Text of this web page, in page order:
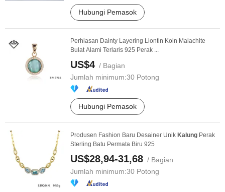
Hubungi Pemasok
Perhiasan Dainty Layering Liontin Koin Malachite
Bulat Alami Terlaris 925 Perak ...
US$4 / Bagian
Jumlah minimum:30 Potong
Hubungi Pemasok
Produsen Fashion Baru Desainer Unik Kalung Perak
Sterling Batu Permata Biru 925
US$28,94-31,68 / Bagian
Jumlah minimum:30 Potong